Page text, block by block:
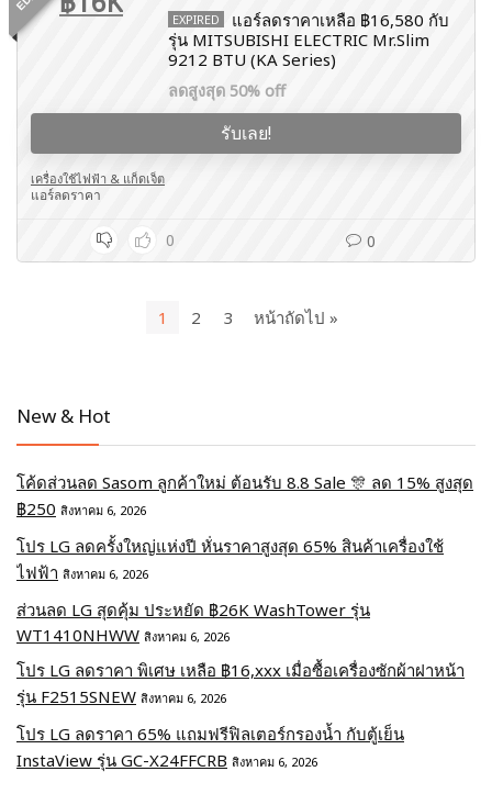
EXPIRED
แอร์ลดราคาเหลือ ฿16,580 กับ
รุ่น MITSUBISHI ELECTRIC Mr.Slim
9212 BTU (KA Series)
ลดสูงสุด 50% off
รับเลย!
เครื่องใช้ไฟฟ้า & แก็ดเจ็ต
แอร์ลดราคา
0 0
1 2 3 หน้าถัดไป »
New & Hot
โค้ดส่วนลด Sasom ลูกค้าใหม่ ต้อนรับ 8.8 Sale 🎊 ลด 15% สูงสุด
฿250 สิงหาคม 6, 2026
โปร LG ลดครั้งใหญ่แห่งปี หั่นราคาสูงสุด 65% สินค้าเครื่องใช้
ไฟฟ้า สิงหาคม 6, 2026
ส่วนลด LG สุดคุ้ม ประหยัด ฿26K WashTower รุ่น
WT1410NHWW สิงหาคม 6, 2026
โปร LG ลดราคา พิเศษ เหลือ ฿16,xxx เมื่อซื้อเครื่องซักผ้าฝาหน้า
รุ่น F2515SNEW สิงหาคม 6, 2026
โปร LG ลดราคา 65% แถมฟรีฟิลเตอร์กรองน้ำ กับตู้เย็น
InstaView รุ่น GC-X24FFCRB สิงหาคม 6, 2026